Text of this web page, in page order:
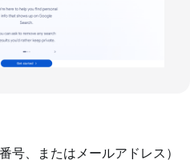
号、またはメールアドレス）